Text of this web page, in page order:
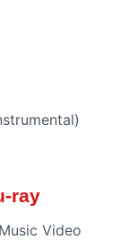
ray
Video